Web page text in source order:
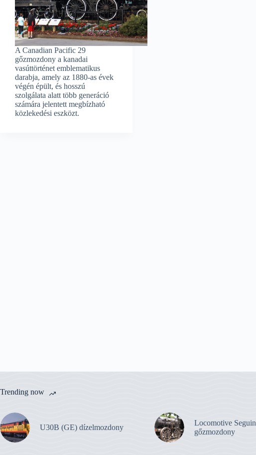
A Canadian Pacific 29
gőzmozdony a kanadai
vasúttörténet emblematikus
darabja, amely az 1880-as évek
végén épült, és hosszú
szolgálata alatt több generáció
számára jelentett megbízható
közlekedési eszközt.
Trending now
U30B (GE) dízelmozdony
Locomotive Seguin
gőzmozdony